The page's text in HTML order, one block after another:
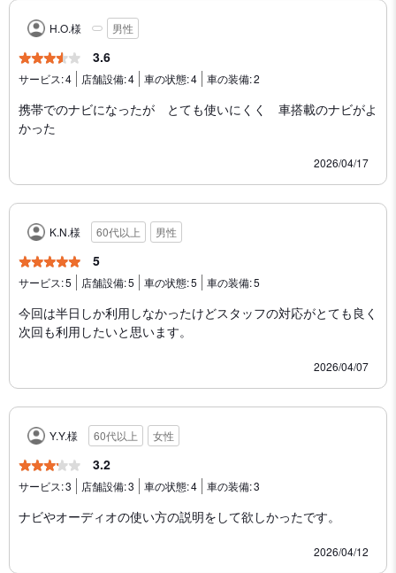
H.O.様 男性
3.6
サービス:4 店舗設備:4 車の状態:4 車の装備:2
携帯でのナビになったが とても使いにくく 車搭載のナビがよ
かった
2026/04/17
K.N.様 60代以上 男性
5
サービス:5 店舗設備:5 車の状態:5 車の装備:5
今回は半日しか利用しなかったけどスタッフの対応がとても良く
次回も利用したいと思います。
2026/04/07
Y.Y.様 60代以上 女性
3.2
サービス:3 店舗設備:3 車の状態:4 車の装備:3
ナビやオーディオの使い方の説明をして欲しかったです。
2026/04/12